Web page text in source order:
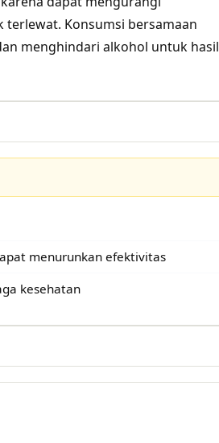
Konsumsi bersamaan
menghindari alkohol untuk hasil
menurunkan efektivitas
kesehatan